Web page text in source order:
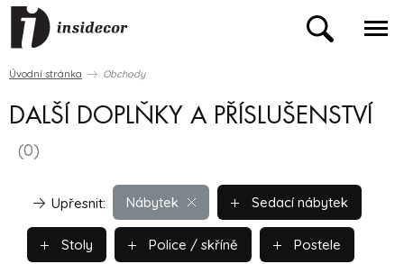
Úvodní stránka Obchody
DALŠÍ DOPLŇKY A PŘÍSLUŠENSTVÍ
(0)
Nábytek
Upřesnit: Sedací nábytek
Stoly Police / skříně Postele